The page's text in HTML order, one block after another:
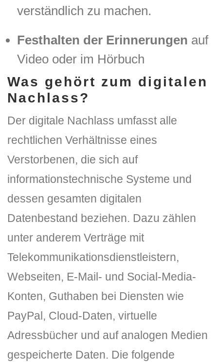
verständlich zu machen.
Festhalten der Erinnerungen auf
Video oder im Hörbuch
Was gehört zum digitalen
Nachlass?
Der digitale Nachlass umfasst alle
rechtlichen Verhältnisse eines
Verstorbenen, die sich auf
informationstechnische Systeme und
dessen gesamten digitalen
Datenbestand beziehen. Dazu zählen
unter anderem Verträge mit
Telekommunikationsdienstleistern,
Webseiten, E-Mail- und Social-Media-
Konten, Guthaben bei Diensten wie
PayPal, Cloud-Daten, virtuelle
Adressbücher und auf analogen Medien
gespeicherte Daten. Die folgende